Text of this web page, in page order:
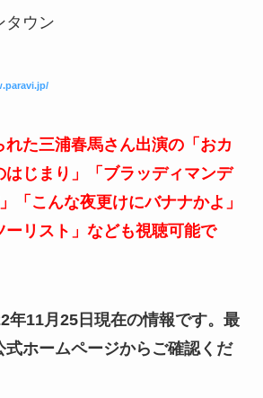
ウン
れた三浦春馬さん出演の「おカ
はじまり」「ブラッディマンデ
「こんな夜更けにバナナかよ」
ーリスト」なども視聴可能で
年11月25日現在の情報です。最
ホームページからご確認くだ